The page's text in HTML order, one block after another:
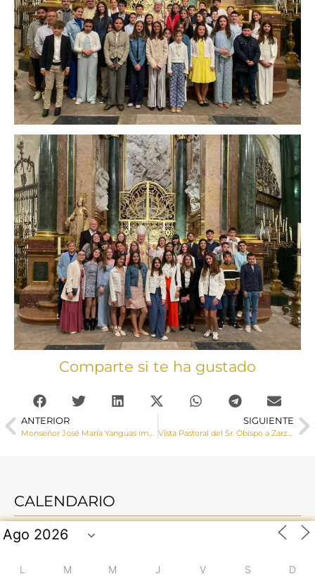
Comparte si te ha gustado
ANTERIOR SIGUIENTE
CALENDARIO
L M M J V S D